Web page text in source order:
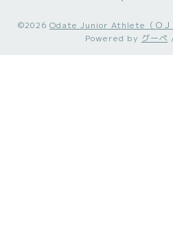
©2026 Odate Junior Athlete（ＯＪ
Powered by グーペ